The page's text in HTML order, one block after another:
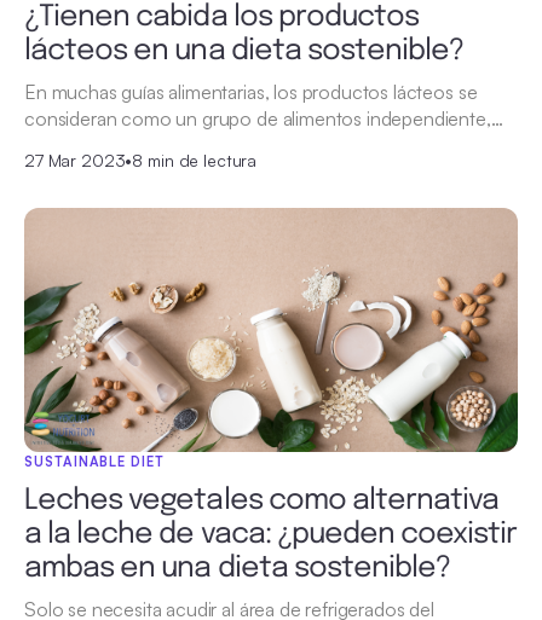
¿Tienen cabida los productos
lácteos en una dieta sostenible?
En muchas guías alimentarias, los productos lácteos se
consideran como un grupo de alimentos independiente,…
27 Mar 2023•8 min de lectura
SUSTAINABLE DIET
Leches vegetales como alternativa
a la leche de vaca: ¿pueden coexistir
ambas en una dieta sostenible?
Solo se necesita acudir al área de refrigerados del